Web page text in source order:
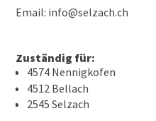
Email: info@selzach.ch
Zuständig für:
4574 Nennigkofen
4512 Bellach
2545 Selzach